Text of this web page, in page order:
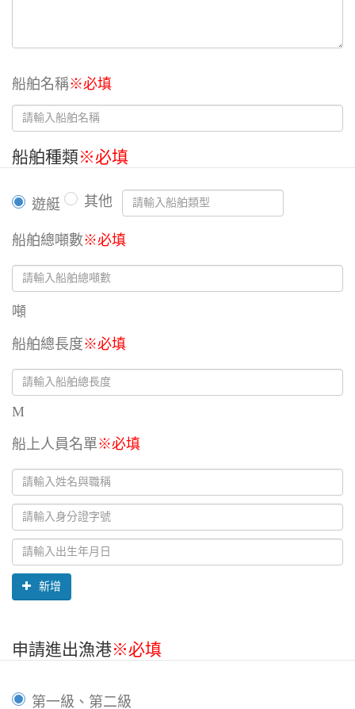
船舶名稱※必填
船舶種類※必填
遊艇 其他
船舶總噸數※必填
噸
船舶總長度※必填
M
船上人員名單※必填
姓
名
與
職
稱
身
分
證
字
號
新增
申請進出漁港※必填
第一級、第二級